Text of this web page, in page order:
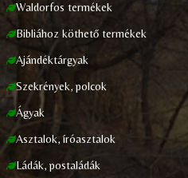
Waldorfos termékek
Bibliához köthető termékek
Ajándéktárgyak
Szekrények, polcok
Ágyak
Asztalok, íróasztalok
Ládák, postaládák